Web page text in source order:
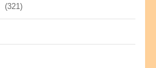
(321)